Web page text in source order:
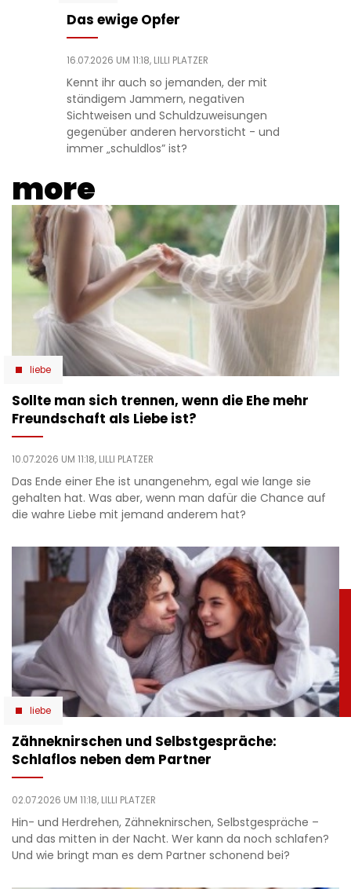
Das ewige Opfer
16.07.2026 UM 11:18, LILLI PLATZER
Kennt ihr auch so jemanden, der mit
ständigem Jammern, negativen
Sichtweisen und Schuldzuweisungen
gegenüber anderen hervorsticht - und
immer „schuldlos” ist?
more
liebe
Sollte man sich trennen, wenn die Ehe mehr
Freundschaft als Liebe ist?
10.07.2026 UM 11:18, LILLI PLATZER
Das Ende einer Ehe ist unangenehm, egal wie lange sie
gehalten hat. Was aber, wenn man dafür die Chance auf
die wahre Liebe mit jemand anderem hat?
liebe
Zähneknirschen und Selbstgespräche:
Schlaflos neben dem Partner
02.07.2026 UM 11:18, LILLI PLATZER
Hin- und Herdrehen, Zähneknirschen, Selbstgespräche –
und das mitten in der Nacht. Wer kann da noch schlafen?
Und wie bringt man es dem Partner schonend bei?